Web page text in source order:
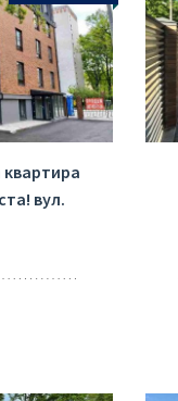
квартира
вул.